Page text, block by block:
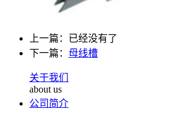
上一篇：已经没有了
下一篇： 母线槽
关于我们
about us
公司简介